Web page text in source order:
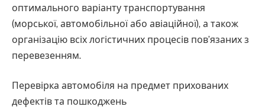
оптимального варіанту транспортування
(морської, автомобільної або авіаційної), а також
організацію всіх логістичних процесів пов’язаних з
перевезенням.
Перевірка автомобіля на предмет прихованих
дефектів та пошкоджень